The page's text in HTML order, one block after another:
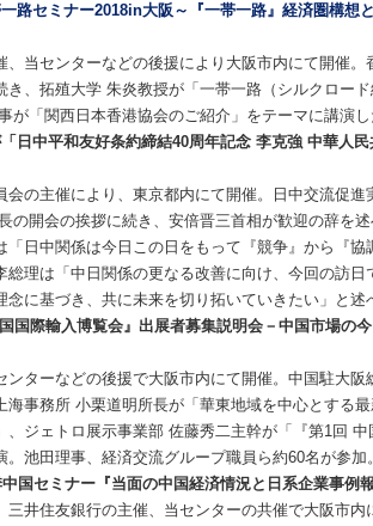
路セミナー2018in大阪～『一帯一路』経済圏構想
当センターなどの後援により大阪市内にて開催
き、拓殖大学 朱炎教授が「一帯一路（シルクロー
が「関西日本香港協会のご紹介」をテーマに講演
日中平和友好条約締結40周年記念 李克強 中華人
の主催により、東京都内にて開催。日中交流促
の開会の挨拶に続き、安倍晋三首相が歓迎の辞を
「日中関係は今日この日をもって『競争』から『
総理は「中日関係の更なる改善に向け、今回の訪
念に基づき、共に未来を切り拓いていきたい」と
国際輸入博覧会』出展者募集説明会－中国市場の
ターなどの後援で大阪市内にて開催。中国駐大
海事務所 小栗道明所長が「華東地域を中心とする
、ジェトロ展示事業部 佐藤秀二主幹が「『第1回
。池田理事、経済交流グループ職員ら約60名が参加
国セミナー『当面の中国経済情況と日系企業事例
井住友銀行の主催、当センターの共催で大阪市内